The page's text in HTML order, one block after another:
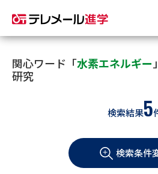
資料請求
大学・短大の資料種類から請求
学
総合型選抜・学校推薦型選抜 募
大
関心ワード「水素エネルギー
研究
検索結果5
検索条件